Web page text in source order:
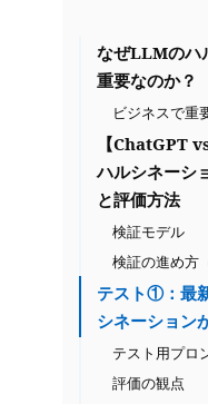
なぜLLMのハ
重要なのか？
ビジネスで重
【ChatGPT
ハルシネーシ
と評価方法
検証モデル
検証の進め方
テスト①：最
シネーション
テスト用プロ
評価の観点